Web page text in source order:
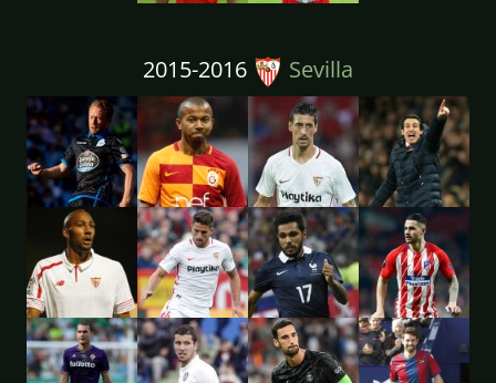
2015-2016 Sevilla